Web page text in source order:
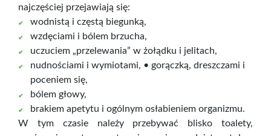
najczęściej przejawiają się:
wodnistą i częstą biegunką,
wzdęciami i bólem brzucha,
uczuciem „przelewania” w żołądku i jelitach,
nudnościami i wymiotami, • gorączką, dreszczami i
poceniem się,
bólem głowy,
brakiem apetytu i ogólnym osłabieniem organizmu.
W tym czasie należy przebywać blisko toalety,